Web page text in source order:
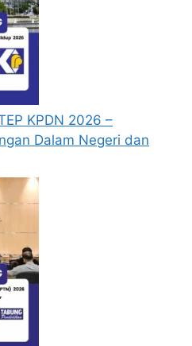
iklan ditutup hendaklah
mereka tidak
KPDN 2026 –
Dalam Negeri dan